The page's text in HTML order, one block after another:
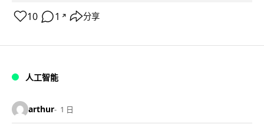
10 1 ↗ 分享
人工智能
arthur 1 日